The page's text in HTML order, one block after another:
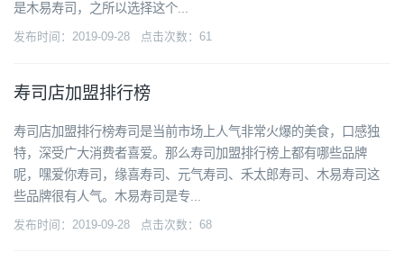
是木易寿司，之所以选择这个...
发布时间：2019-09-28 点击次数：61
寿司店加盟排行榜
寿司店加盟排行榜寿司是当前市场上人气非常火爆的美食，口感独
特，深受广大消费者喜爱。那么寿司加盟排行榜上都有哪些品牌
呢，嘿爱你寿司，缘喜寿司、元气寿司、禾太郎寿司、木易寿司这
些品牌很有人气。木易寿司是专...
发布时间：2019-09-28 点击次数：68